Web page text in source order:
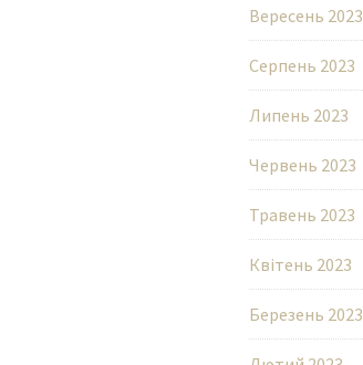
Вересень 2023
Серпень 2023
Липень 2023
Червень 2023
Травень 2023
Квітень 2023
Березень 2023